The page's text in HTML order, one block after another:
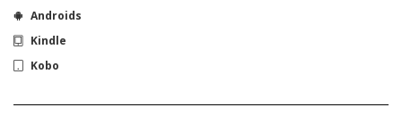
Androids
Kindle
Kobo